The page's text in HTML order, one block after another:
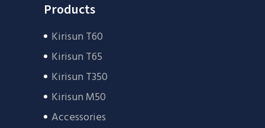
Products
Kirisun T60
Kirisun T65
Kirisun T350
Kirisun M50
Accessories